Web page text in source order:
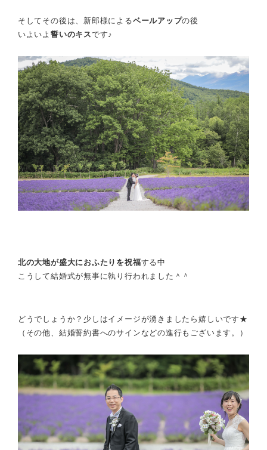
そしてその後は、新郎様によるベールアップの後
いよいよ 誓いのキスです♪
北の大地が盛大におふたりを祝福する中
こうして結婚式が無事に執り行われました＾＾
どうでしょうか？少しはイメージが湧きましたら嬉しいです★
（その他、結婚誓約書へのサインなどの進行もございます。）